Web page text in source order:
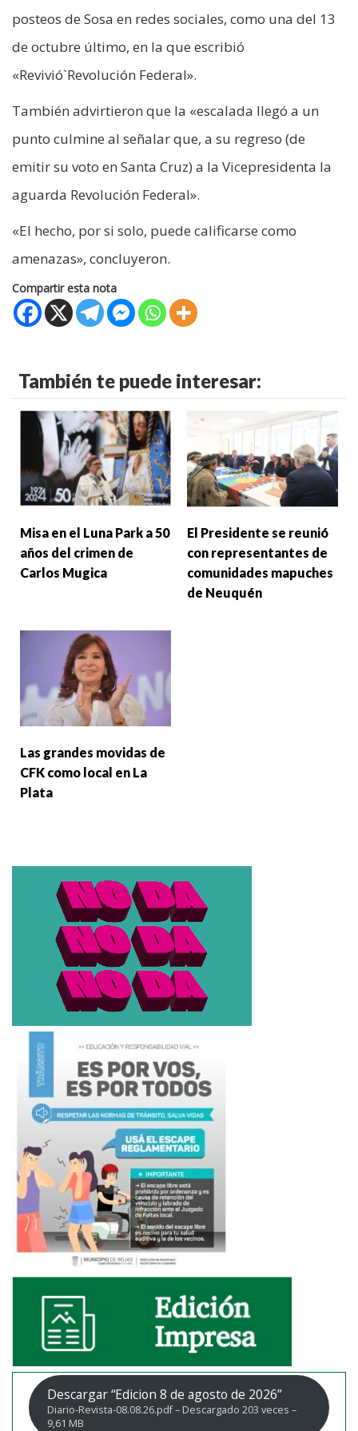
posteos de Sosa en redes sociales, como una del 13
de octubre último, en la que escribió
«Revivió`Revolución Federal».
También advirtieron que la «escalada llegó a un
punto culmine al señalar que, a su regreso (de
emitir su voto en Santa Cruz) a la Vicepresidenta la
aguarda Revolución Federal».
«El hecho, por si solo, puede calificarse como
amenazas», concluyeron.
Compartir esta nota
También te puede interesar:
Misa en el Luna Park a 50
años del crimen de
Carlos Mugica
El Presidente se reunió
con representantes de
comunidades mapuches
de Neuquén
Las grandes movidas de
CFK como local en La
Plata
Descargar “Edicion 8 de agosto de 2026”
Diario-Revista-08.08.26.pdf – Descargado 203 veces –
9,61 MB